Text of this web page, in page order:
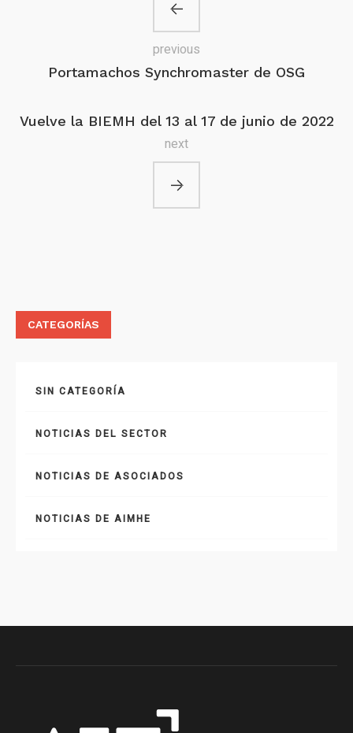
Portamachos Synchromaster de OSG
previous
Vuelve la BIEMH del 13 al 17 de junio de 2022
next
CATEGORÍAS
SIN CATEGORÍA
NOTICIAS DEL SECTOR
NOTICIAS DE ASOCIADOS
NOTICIAS DE AIMHE